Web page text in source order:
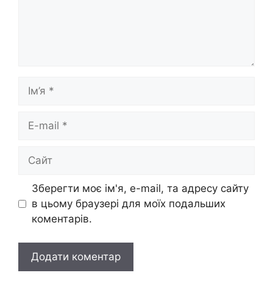
Ім’я
Сайт
Зберегти моє ім'я, e-mail, та адресу сайту
в цьому браузері для моїх подальших
коментарів.